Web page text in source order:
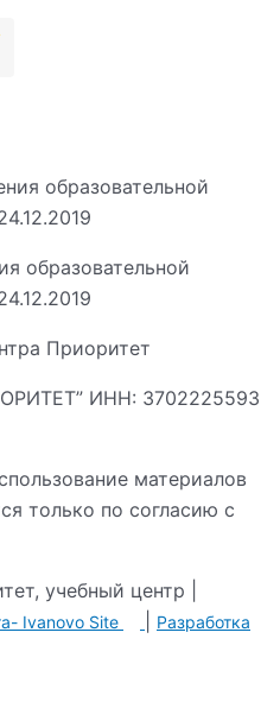
образовательной
ИНН: 3702225593
материалов
только по согласию с
учебный центр |
Ivanovo Site
Разработка